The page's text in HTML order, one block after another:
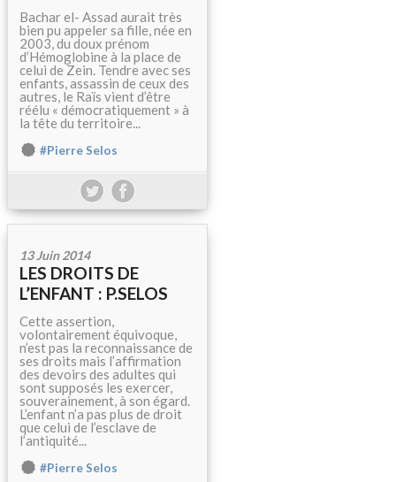
Bachar el- Assad aurait très
bien pu appeler sa fille, née en
2003, du doux prénom
d’Hémoglobine à la place de
celui de Zein. Tendre avec ses
enfants, assassin de ceux des
autres, le Raïs vient d’être
réélu « démocratiquement » à
la tête du territoire...
#Pierre Selos
13 Juin 2014
LES DROITS DE
L’ENFANT : P.SELOS
Cette assertion,
volontairement équivoque,
n’est pas la reconnaissance de
ses droits mais l’affirmation
des devoirs des adultes qui
sont supposés les exercer,
souverainement, à son égard.
L’enfant n’a pas plus de droit
que celui de l’esclave de
l’antiquité...
#Pierre Selos